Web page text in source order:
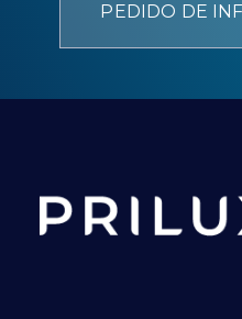
PEDIDO DE